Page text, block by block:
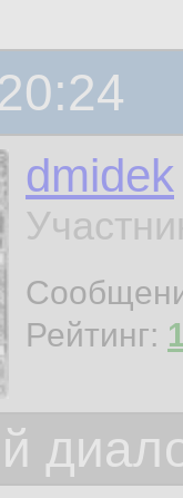
dmidek
Рейтинг: